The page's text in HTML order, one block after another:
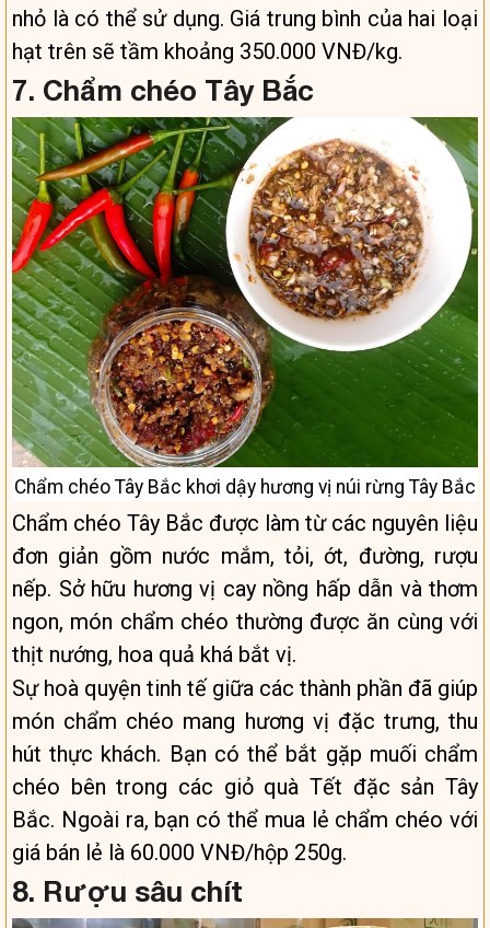
nhỏ là có thể sử dụng. Giá trung bình của hai loại
hạt trên sẽ tầm khoảng 350.000 VNĐ/kg.
7. Chẩm chéo Tây Bắc
Chẩm chéo Tây Bắc khơi dậy hương vị núi rừng Tây Bắc
Chẩm chéo Tây Bắc được làm từ các nguyên liệu
đơn giản gồm nước mắm, tỏi, ớt, đường, rượu
nếp. Sở hữu hương vị cay nồng hấp dẫn và thơm
ngon, món chẩm chéo thường được ăn cùng với
thịt nướng, hoa quả khá bắt vị.
Sự hoà quyện tinh tế giữa các thành phần đã giúp
món chẩm chéo mang hương vị đặc trưng, thu
hút thực khách. Bạn có thể bắt gặp muối chẩm
chéo bên trong các giỏ quà Tết đặc sản Tây
Bắc. Ngoài ra, bạn có thể mua lẻ chẩm chéo với
giá bán lẻ là 60.000 VNĐ/hộp 250g.
8. Rượu sâu chít